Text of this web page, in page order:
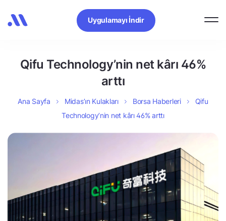
Uygulamayı İndir
Qifu Technology’nin net kârı 46%
arttı
Ana Sayfa Midas’ın Kulakları Borsa Haberleri
Qifu
Technology’nin net kârı 46% arttı